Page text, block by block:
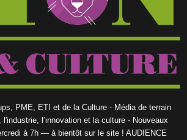
PME, ETI et de la Culture - Média de terrain
l'industrie, l’innovation et la culture - Nouveaux
à 7h — à bientôt sur le site ! AUDIENCE